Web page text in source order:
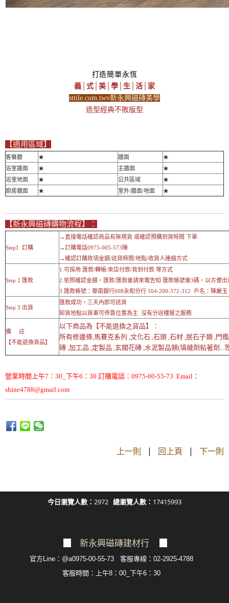
打造簡單永恆
義│式│美│學│生│活│家
sttile.com.twv新永興磁磚美學
造型經典不敗版型
【適用區域】
客餐廳 ★ 牆面
★
浴室牆面
★ 主牆面
★
浴室地面
★ 公共區域
★
廚房牆面
★ 室外/牆面/地面 ★
【新永興磁磚購物流程】：
Step1 訂購
→直接電話確認商品有無現貨 或確認預購到貨時間 下單
→訂購電話0975-005-573陳
→確認訂購款項金額/送貨時間/地點/收貨人連絡方式
Step 2 匯款
1.可採用 匯款/轉帳/來店付款/貨到付款 等方式
2.依照確認金額，匯款/匯款後請來電告知 匯款帳號後3碼，以方便出
3.匯款帳號：華南銀行008永和分行 164-200-372-312 戶名：陳麗玉
Step 3 出貨
匯款成功，三天內即可送貨
卸貨地點以貨車可停靠位置為主 沒有分送樓層之服務
備 註
【不能退換貨品】
以下商品為【不能退換之貨品】：
所有修邊條,馬賽克系列 ,文化石 ,石頭 ,石材 ,抿石子類 ,門
磚 ,加工品 ,定製品 ,玄關花磚 ,水泥製品類(填縫劑粘著劑...
營業時間上午7：30_下午6：30 訂購電話：0975-00-55-73 Email：
shine4788@gmail.com
上一則 | 回上頁 | 下一則
今日瀏覽人數： 2972 總瀏覽人數： 17415993
新永興磁磚建材行
官方Line：@a0975-00-55-73 客服專線：02-2925-4788
客服 時間：上午8：00_下午6：30